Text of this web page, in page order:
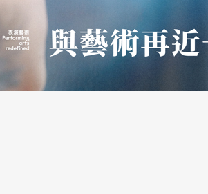
了音量以外﹙那真不是欣赏的重
声乐家。芭托的唱片不少，无论把
共鸣。有趣的是，在她那张与小号
家对阉人歌手法瑞内利和笛手竞技